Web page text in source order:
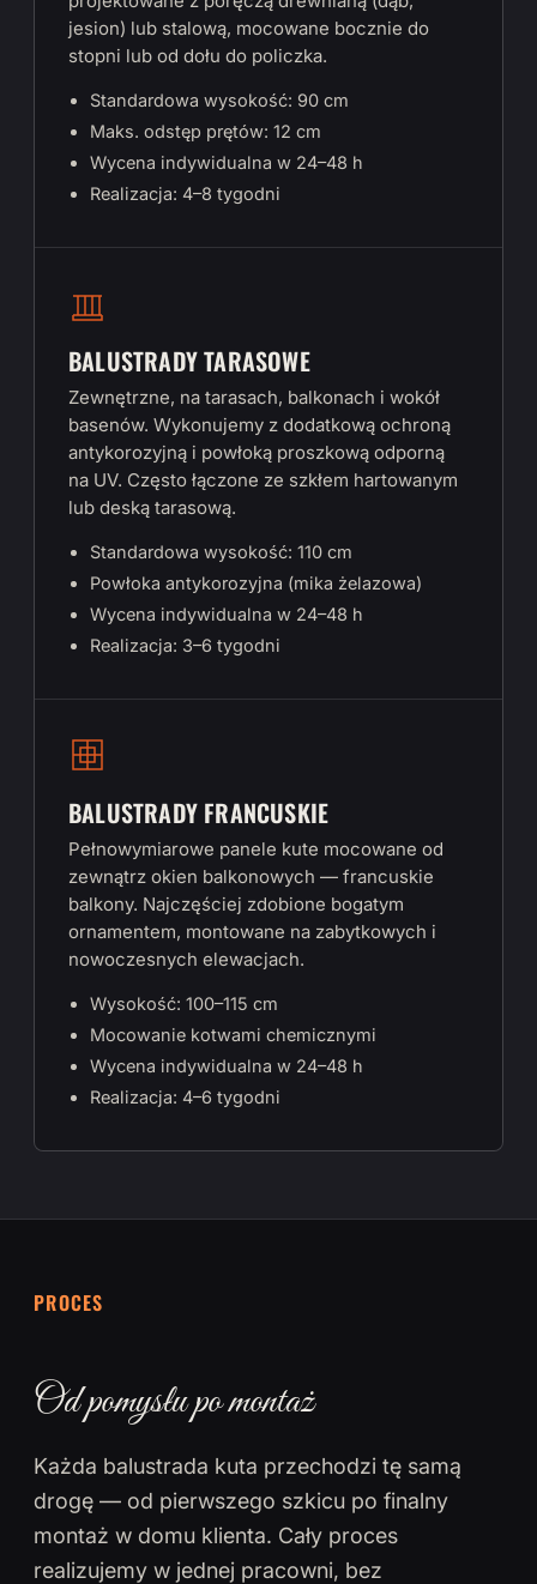
jesion) lub stalową, mocowane bocznie do
stopni lub od dołu do policzka.
Standardowa wysokość: 90 cm
Maks. odstęp prętów: 12 cm
Wycena indywidualna w 24–48 h
Realizacja: 4–8 tygodni
BALUSTRADY TARASOWE
Zewnętrzne, na tarasach, balkonach i wokół
basenów. Wykonujemy z dodatkową ochroną
antykorozyjną i powłoką proszkową odporną
na UV. Często łączone ze szkłem hartowanym
lub deską tarasową.
Standardowa wysokość: 110 cm
Powłoka antykorozyjna (mika żelazowa)
Wycena indywidualna w 24–48 h
Realizacja: 3–6 tygodni
BALUSTRADY FRANCUSKIE
Pełnowymiarowe panele kute mocowane od
zewnątrz okien balkonowych — francuskie
balkony. Najczęściej zdobione bogatym
ornamentem, montowane na zabytkowych i
nowoczesnych elewacjach.
Wysokość: 100–115 cm
Mocowanie kotwami chemicznymi
Wycena indywidualna w 24–48 h
Realizacja: 4–6 tygodni
PROCES
Od pomysłu po montaż
Każda balustrada kuta przechodzi tę samą
drogę — od pierwszego szkicu po finalny
montaż w domu klienta. Cały proces
realizujemy w jednej pracowni, bez